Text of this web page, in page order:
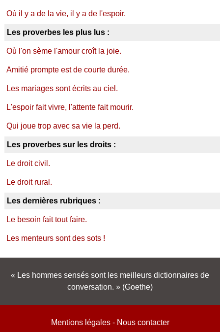
Où il y a de la vie, il y a de l'espoir.
Les proverbes les plus lus :
Où l'on sème l'amour croît la joie.
Amitié prompte est de courte durée.
Les mariages sont écrits au ciel.
L'espoir fait vivre, l'attente fait mourir.
Qui joue trop avec sa vie la perd.
Les proverbes sur les droits :
Le droit civil.
Le droit rural.
Les dernières rubriques :
Le besoin fait tout faire.
Les menteurs sont des sots !
Les hommes sensés sont les meilleurs dictionnaires de
conversation.
(Goethe)
Mentions légales- Nous contacter